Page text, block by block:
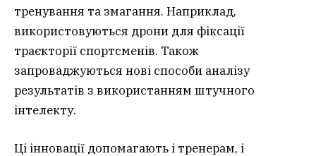
тренування та змагання. Наприклад,
використовуються дрони для фіксації
траєкторії спортсменів. Також
запроваджуються нові способи аналізу
результатів з використанням штучного
інтелекту.
Ці інновації допомагають і тренерам, і